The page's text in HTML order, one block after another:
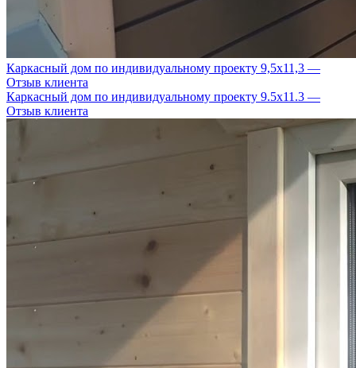
Каркасный дом по индивидуальному проекту 9,5х11,3 —
Отзыв клиента
Каркасный дом по индивидуальному проекту 9.5х11.3 —
Отзыв клиента